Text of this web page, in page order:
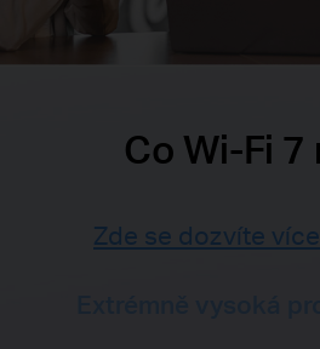
Co Wi-Fi 7
Zde se dozvíte